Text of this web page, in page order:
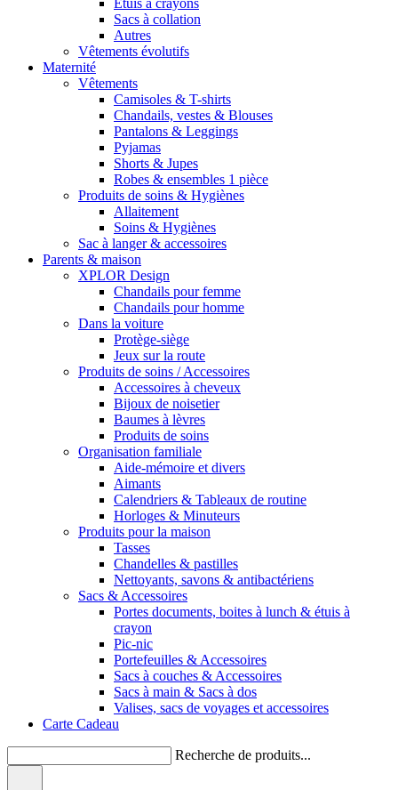
Étuis à crayons
Sacs à collation
Autres
Vêtements évolutifs
Maternité
Vêtements
Camisoles & T-shirts
Chandails, vestes & Blouses
Pantalons & Leggings
Pyjamas
Shorts & Jupes
Robes & ensembles 1 pièce
Produits de soins & Hygiènes
Allaitement
Soins & Hygiènes
Sac à langer & accessoires
Parents & maison
XPLOR Design
Chandails pour femme
Chandails pour homme
Dans la voiture
Protège-siège
Jeux sur la route
Produits de soins / Accessoires
Accessoires à cheveux
Bijoux de noisetier
Baumes à lèvres
Produits de soins
Organisation familiale
Aide-mémoire et divers
Aimants
Calendriers & Tableaux de routine
Horloges & Minuteurs
Produits pour la maison
Tasses
Chandelles & pastilles
Nettoyants, savons & antibactériens
Sacs & Accessoires
Portes documents, boites à lunch & étuis à
crayon
Pic-nic
Portefeuilles & Accessoires
Sacs à couches & Accessoires
Sacs à main & Sacs à dos
Valises, sacs de voyages et accessoires
Carte Cadeau
Recherche de produits...